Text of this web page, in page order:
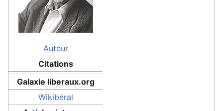
Auteur
Citations
Galaxie liberaux.org
Wikibéral